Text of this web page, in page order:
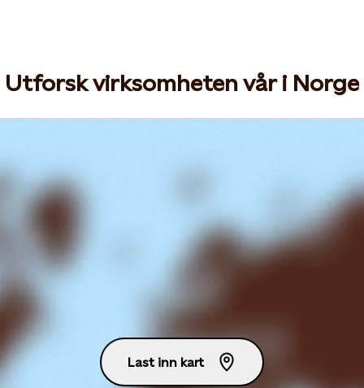
Utforsk virksomheten vår i Norge
Last inn kart